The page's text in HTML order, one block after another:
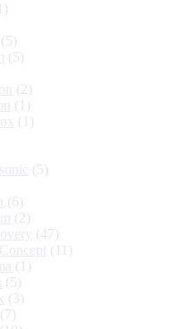
(5)
(5)
(2)
(1)
(1)
(5)
(6)
(2)
(47)
(11)
(1)
(5)
(3)
(7)